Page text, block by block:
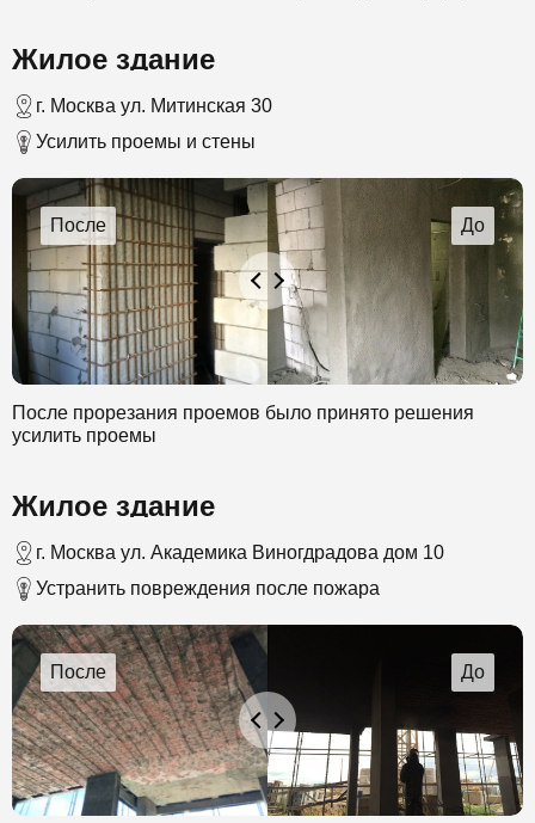
помощью которого происходит выбрызгивание смеси.
был создан слой бетона в 30 см.
Жилое здание
г. Москва ул. Митинская 30
Усилить проемы и стены
После прорезания проемов было принято решения
усилить проемы
Жилое здание
г. Москва ул. Академика Виногдрадова дом 10
Устранить повреждения после пожара